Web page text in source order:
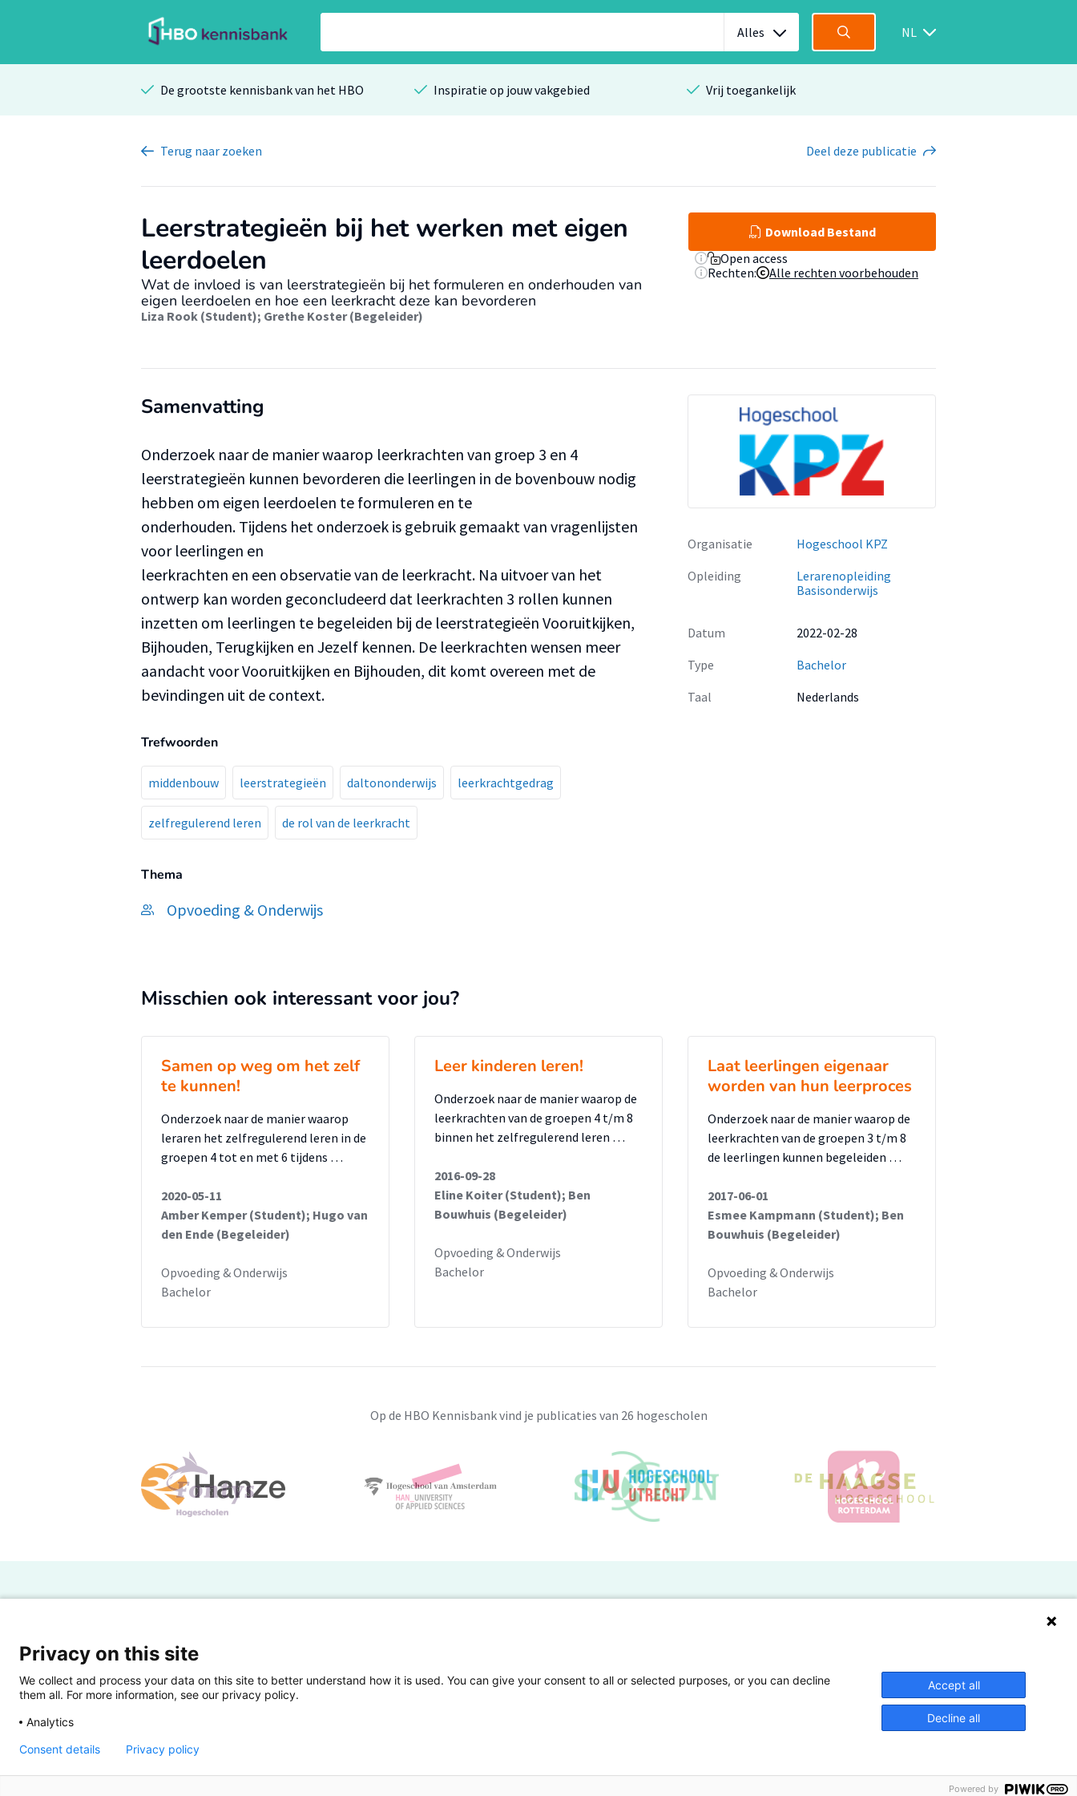
Alles NL
De grootste kennisbank van het HBO Inspiratie op jouw vakgebied Vrij toegankelijk
Terug naar zoeken Deel deze publicatie
Leerstrategieën bij het werken met eigen
leerdoelen
Wat de invloed is van leerstrategieën bij het formuleren en onderhouden van
eigen leerdoelen en hoe een leerkracht deze kan bevorderen
Liza Rook (Student); Grethe Koster (Begeleider)
Download Bestand
Open access
Rechten:
Alle rechten voorbehouden
Samenvatting
Onderzoek naar de manier waarop leerkrachten van groep 3 en 4
leerstrategieën kunnen bevorderen die leerlingen in de bovenbouw nodig
hebben om eigen leerdoelen te formuleren en te
onderhouden. Tijdens het onderzoek is gebruik gemaakt van vragenlijsten
voor leerlingen en
leerkrachten en een observatie van de leerkracht. Na uitvoer van het
ontwerp kan worden geconcludeerd dat leerkrachten 3 rollen kunnen
inzetten om leerlingen te begeleiden bij de leerstrategieën Vooruitkijken,
Bijhouden, Terugkijken en Jezelf kennen. De leerkrachten wensen meer
aandacht voor Vooruitkijken en Bijhouden, dit komt overeen met de
bevindingen uit de context.
Trefwoorden
middenbouw leerstrategieën daltononderwijs leerkrachtgedrag
zelfregulerend leren de rol van de leerkracht
Thema
Opvoeding & Onderwijs
Organisatie
Hogeschool KPZ
Opleiding
Lerarenopleiding
Basisonderwijs
Datum
2022-02-28
Type
Bachelor
Taal
Nederlands
Misschien ook interessant voor jou?
Samen op weg om het zelf
te kunnen!
Onderzoek naar de manier waarop
leraren het zelfregulerend leren in de
groepen 4 tot en met 6 tijdens …
2020-05-11
Amber Kemper (Student); Hugo van
den Ende (Begeleider)
Opvoeding & Onderwijs
Bachelor
Leer kinderen leren!
Onderzoek naar de manier waarop de
leerkrachten van de groepen 4 t/m 8
binnen het zelfregulerend leren …
2016-09-28
Eline Koiter (Student); Ben
Bouwhuis (Begeleider)
Opvoeding & Onderwijs
Bachelor
Laat leerlingen eigenaar
worden van hun leerproces
Onderzoek naar de manier waarop de
leerkrachten van de groepen 3 t/m 8
de leerlingen kunnen begeleiden …
2017-06-01
Esmee Kampmann (Student); Ben
Bouwhuis (Begeleider)
Opvoeding & Onderwijs
Bachelor
Op de HBO Kennisbank vind je publicaties van 26 hogescholen
Powered by SURF
Eigen onderzoek publiceren
Veelgestelde vragen
Lectoren en onderzoekers
Privacy on this site
We collect and process your data on this site to better understand how it is used. You can give your consent to all or selected purposes, or you can decline
them all. For more information, see our privacy policy.
Analytics
Accept all
Decline all
Consent details Privacy policy
Powered by